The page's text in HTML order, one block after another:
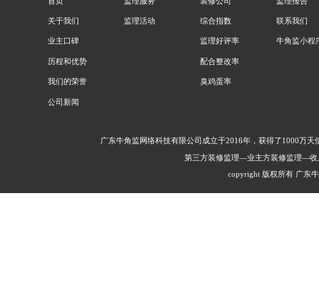
关于我们
业主口碑
历程和优势
我们的荣誉
公司新闻
监理活动 综合指数
监理好评率
配合整改率
臭鸡蛋率
联系我们
牛角监小程
广东牛角监网络科技有限公司成立于2016年，获得了1000万
第三方装修监理—业主方装修监理—
copyright 版权所有 广东